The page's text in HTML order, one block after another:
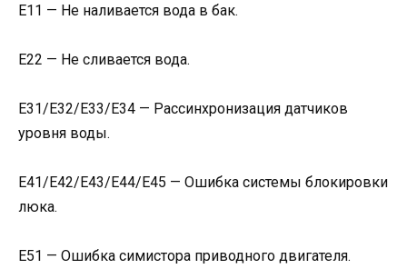
Е11 — Не наливается вода в бак.
Е22 — Не сливается вода.
Е31/Е32/Е33/Е34 — Рассинхронизация датчиков
уровня воды.
Е41/Е42/Е43/Е44/Е45 — Ошибка системы блокировки
люка.
Е51 — Ошибка симистора приводного двигателя.